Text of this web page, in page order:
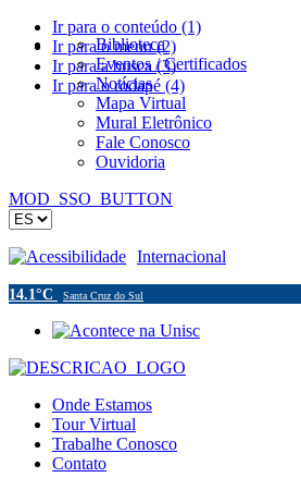
Ir para o conteúdo (1)
Ir para o menu (2)
Ir para a busca (3)
Ir para o rodapé (4)
Biblioteca
Eventos / Certificados
Notícias
Mapa Virtual
Mural Eletrônico
Fale Conosco
Ouvidoria
MOD_SSO_BUTTON
Acessibilidade Internacional
14.1°C Santa Cruz do Sul
Onde Estamos
Tour Virtual
Trabalhe Conosco
Contato